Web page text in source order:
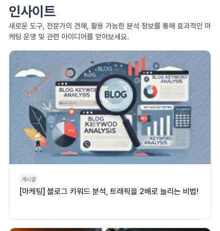
인사이트
새로운 도구, 전문가의 견해, 활용 가능한 분석 정보를 통해 효과적인 마
케팅 운영 및 관련 아이디어를 얻어보세요.
게시글
[마케팅] 블로그 키워드 분석, 트래픽을 2배로 늘리는 비법!